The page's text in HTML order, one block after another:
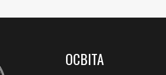
ОСВІТА